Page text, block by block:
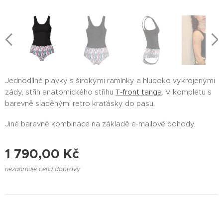
Jednodílné plavky s širokými ramínky a hluboko vykrojenými
zády, střih anatomického střihu T-front tanga. V kompletu s
barevně sladěnými retro kraťásky do pasu.
Jiné barevné kombinace na základě e-mailové dohody.
1 790,00 Kč
nezahrnuje cenu dopravy